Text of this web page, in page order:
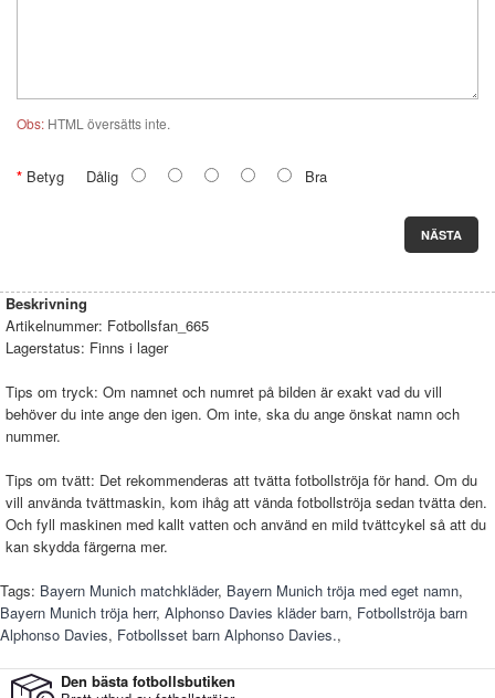
Obs: HTML översätts inte.
Betyg Dålig Bra
NÄSTA
Beskrivning
Artikelnummer: Fotbollsfan_665
Lagerstatus: Finns i lager
Tips om tryck: Om namnet och numret på bilden är exakt vad du vill
behöver du inte ange den igen. Om inte, ska du ange önskat namn och
nummer.
Tips om tvätt: Det rekommenderas att tvätta fotbollströja för hand. Om du
vill använda tvättmaskin, kom ihåg att vända fotbollströja sedan tvätta den.
Och fyll maskinen med kallt vatten och använd en mild tvättcykel så att du
kan skydda färgerna mer.
Tags: Bayern Munich matchkläder, Bayern Munich tröja med eget namn,
Bayern Munich tröja herr, Alphonso Davies kläder barn, Fotbollströja barn
Alphonso Davies, Fotbollsset barn Alphonso Davies.,
Den bästa fotbollsbutiken